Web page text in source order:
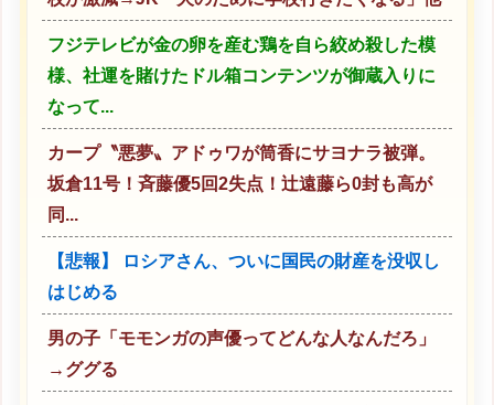
フジテレビが金の卵を産む鶏を自ら絞め殺した模
様、社運を賭けたドル箱コンテンツが御蔵入りに
なって...
カープ〝悪夢〟アドゥワが筒香にサヨナラ被弾。
坂倉11号！斉藤優5回2失点！辻遠藤ら0封も高が
同...
【悲報】 ロシアさん、ついに国民の財産を没収し
はじめる
男の子「モモンガの声優ってどんな人なんだろ」
→ググる